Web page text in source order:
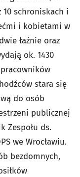
schroniskach i
i kobietami w
łaźnie oraz
ok. 1430
stara się
do osób
publicznej
Zespołu ds.
we Wrocławiu.
bezdomnych,